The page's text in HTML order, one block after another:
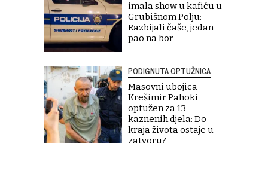
imala show u kafiću u
Grubišnom Polju:
Razbijali čaše, jedan
pao na bor
PODIGNUTA OPTUŽNICA
Masovni ubojica
Krešimir Pahoki
optužen za 13
kaznenih djela: Do
kraja života ostaje u
zatvoru?